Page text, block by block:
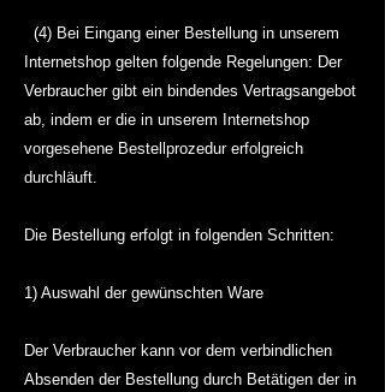
(4) Bei Eingang einer Bestellung in unserem
Internetshop gelten folgende Regelungen: Der
Verbraucher gibt ein bindendes Vertragsangebot
ab, indem er die in unserem Internetshop
vorgesehene Bestellprozedur erfolgreich
durchläuft.
Die Bestellung erfolgt in folgenden Schritten:
1) Auswahl der gewünschten Ware
Der Verbraucher kann vor dem verbindlichen
Absenden der Bestellung durch Betätigen der in